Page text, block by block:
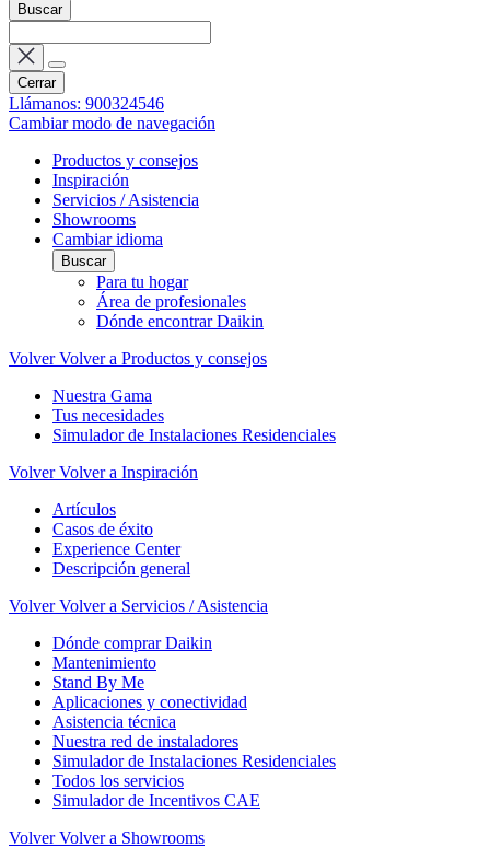
Buscar
Cerrar
Llámanos: 900324546
Cambiar modo de navegación
Productos y consejos
Inspiración
Servicios / Asistencia
Showrooms
Cambiar idioma
Buscar
Para tu hogar
Área de profesionales
Dónde encontrar Daikin
Volver Volver a Productos y consejos
Nuestra Gama
Tus necesidades
Simulador de Instalaciones Residenciales
Volver Volver a Inspiración
Artículos
Casos de éxito
Experience Center
Descripción general
Volver Volver a Servicios / Asistencia
Dónde comprar Daikin
Mantenimiento
Stand By Me
Aplicaciones y conectividad
Asistencia técnica
Nuestra red de instaladores
Simulador de Instalaciones Residenciales
Todos los servicios
Simulador de Incentivos CAE
Volver Volver a Showrooms